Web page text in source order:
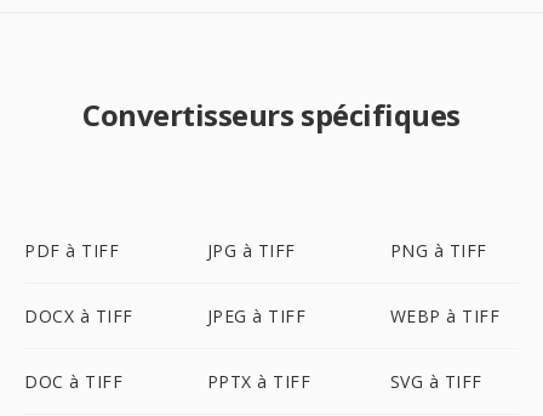
Convertisseurs spécifiques
PDF à TIFF JPG à TIFF PNG à TIFF
DOCX à TIFF JPEG à TIFF WEBP à TIFF
DOC à TIFF PPTX à TIFF SVG à TIFF